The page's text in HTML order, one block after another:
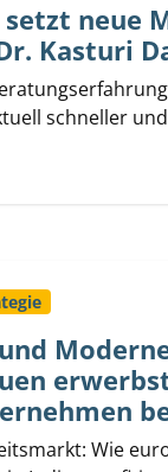
neue
Kasturi
schneller
Wie